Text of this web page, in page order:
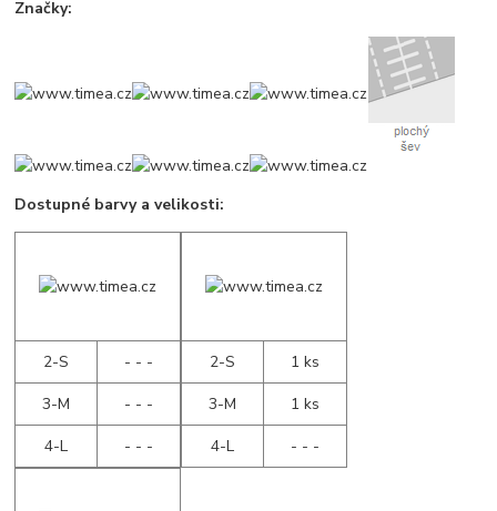
Značky:
Dostupné barvy a velikosti:
2-S
- - -
3-M
- - -
4-L
- - -
2-S
1 ks
3-M
1 ks
4-L
- - -